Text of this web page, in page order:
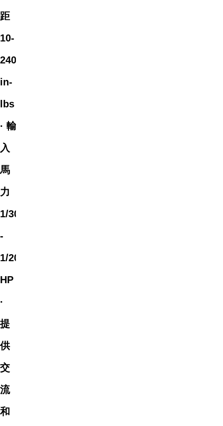
距
10-
240
in-
lbs
· 輸
入
馬
力
1/30
-
1/20
HP
·
提
供
交
流
和